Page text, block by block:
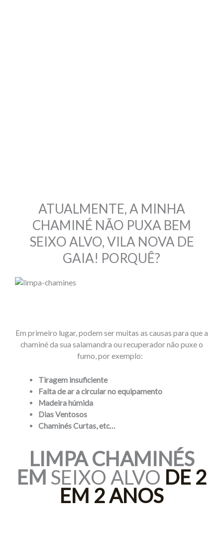
ATUALMENTE, A MINHA
CHAMINÉ NÃO PUXA BEM
SEIXO ALVO, VILA NOVA DE
GAIA! PORQUÊ?
Em primeiro lugar, podem ser muitas as causas para que a
chaminé da sua salamandra ou recuperador não puxe o
fumo, por exemplo:
Tiragem insuficiente
Falta de ar a circular no equipamento
Madeira húmida
Dias Ventosos
Chaminés Curtas, etc…
LIMPACHAMINÉS
EM SEIXO ALVO DE 2
EM 2 ANOS